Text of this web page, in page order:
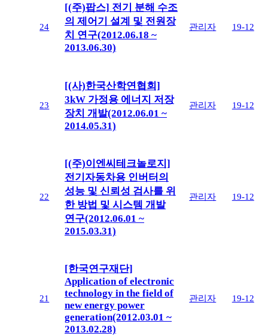
24
[(주)팝스] 전기 분해 수조
의 제어기 설계 및 전원장
치 연구(2012.06.18 ~
2013.06.30)
관리자 19-12
23
[(사)한국산학연협회]
3kW 가정용 에너지 저장
장치 개발(2012.06.01 ~
2014.05.31)
관리자 19-12
22
[(주)이엔씨테크놀로지]
전기자동차용 인버터의
성능 및 신뢰성 검사를 위
한 방법 및 시스템 개발
연구(2012.06.01 ~
2015.03.31)
관리자 19-12
21
[한국연구재단]
Application of electronic
technology in the field of
new energy power
generation(2012.03.01 ~
2013.02.28)
관리자 19-12